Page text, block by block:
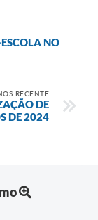
NO
RECENTE
DE
DE 2024